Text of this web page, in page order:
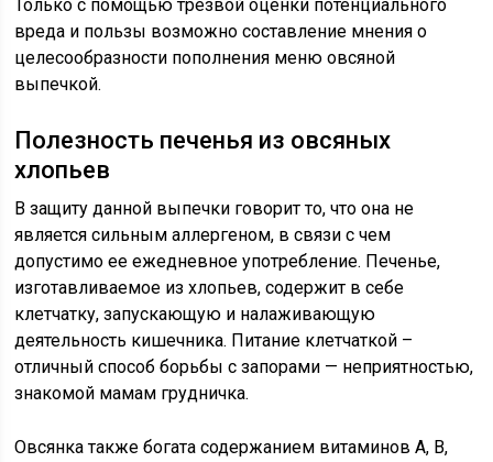
Только с помощью трезвой оценки потенциального
вреда и пользы возможно составление мнения о
целесообразности пополнения меню овсяной
выпечкой.
Полезность печенья из овсяных
хлопьев
В защиту данной выпечки говорит то, что она не
является сильным аллергеном, в связи с чем
допустимо ее ежедневное употребление. Печенье,
изготавливаемое из хлопьев, содержит в себе
клетчатку, запускающую и налаживающую
деятельность кишечника. Питание клетчаткой –
отличный способ борьбы с запорами — неприятностью,
знакомой мамам грудничка.
Овсянка также богата содержанием витаминов A, B,